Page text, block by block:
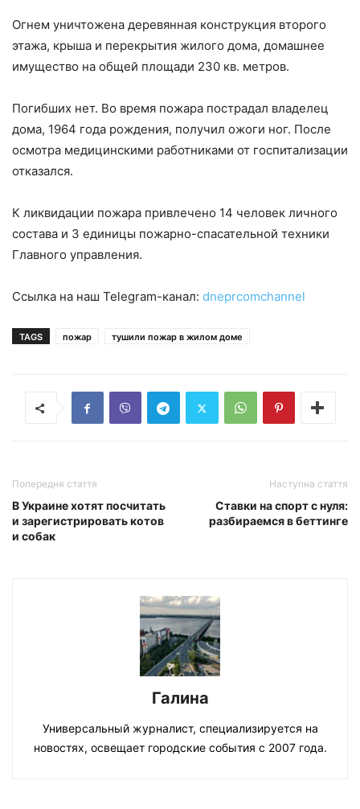
Огнем уничтожена деревянная конструкция второго
этажа, крыша и перекрытия жилого дома, домашнее
имущество на общей площади 230 кв. метров.
Погибших нет. Во время пожара пострадал владелец
дома, 1964 года рождения, получил ожоги ног. После
осмотра медицинскими работниками от госпитализации
отказался.
К ликвидации пожара привлечено 14 человек личного
состава и 3 единицы пожарно-спасательной техники
Главного управления.
Ссылка на наш Telegram-канал: dneprcomchannel
TAGS пожар тушили пожар в жилом доме
Попередня стаття
В Украине хотят посчитать
и зарегистрировать котов
и собак
Наступна стаття
Ставки на спорт с нуля:
разбираемся в беттинге
Галина
Универсальный журналист, специализируется на
новостях, освещает городские события с 2007 года.